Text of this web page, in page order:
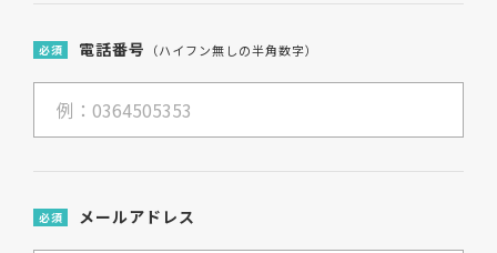
必須 電話番号 （ハイフン無しの半角数字）
必須 メールアドレス